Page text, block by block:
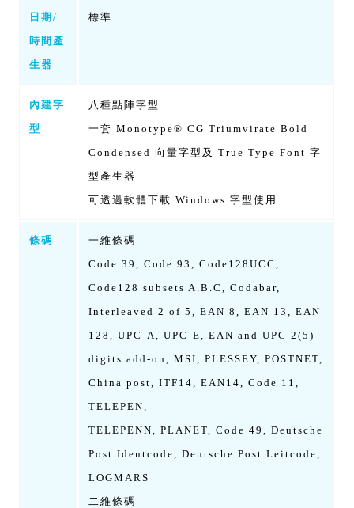
日期/
時間產
生器
標準
內建字
型
八種點陣字型
一套 Monotype® CG Triumvirate Bold
Condensed 向量字型及 True Type Font 字
型產生器
可透過軟體下載 Windows 字型使用
條碼
一維條碼
Code 39, Code 93, Code128UCC,
Code128 subsets A.B.C, Codabar,
Interleaved 2 of 5, EAN 8, EAN 13, EAN
128, UPC-A, UPC-E, EAN and UPC 2(5)
digits add-on, MSI, PLESSEY, POSTNET,
China post, ITF14, EAN14, Code 11,
TELEPEN,
TELEPENN, PLANET, Code 49, Deutsche
Post Identcode, Deutsche Post Leitcode,
LOGMARS
二維條碼